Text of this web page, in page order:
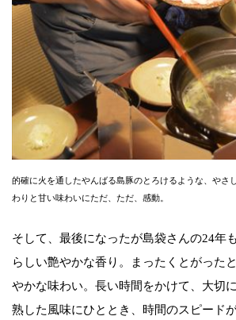
的確に火を通したやんばる島豚のとろけるような、やさ
わりと甘い味わいにただ、ただ、感動。
そして、最後になったが島袋さんの24年
らしい艶やかな香り。まったくとがった
やかな味わい。長い時間をかけて、大切
熟した風味にひととき、時間のスピードが